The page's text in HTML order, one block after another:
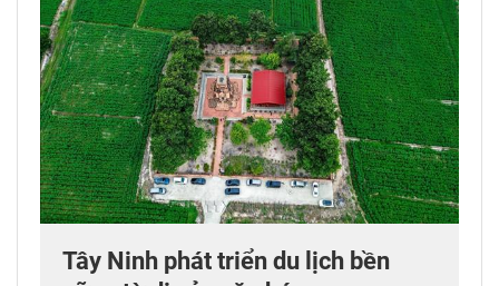
Tây Ninh phát triển du lịch bền